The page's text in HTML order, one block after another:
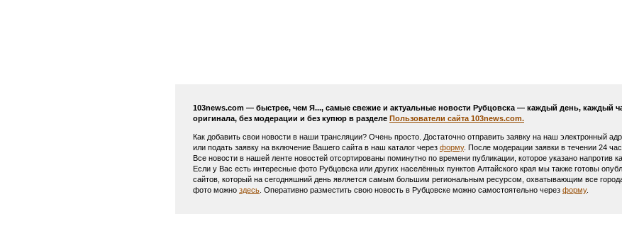
103news.com — быстрее, чем Я..., самые свежие и актуальные новости Рубцовска — каждый день, каждый
оригинала, без модерации и без купюр в разделе Пользователи сайта 103news.com.
Как добавить свои новости в наши трансляции? Очень просто. Достаточно отправить заявку на наш электронный
или подать заявку на включение Вашего сайта в наш каталог через форму. После модерации заявки в течении 24
Все новости в нашей ленте новостей отсортированы поминутно по времени публикации, которое указано напротив
Если у Вас есть интересные фото Рубцовска или других населённых пунктов Алтайского края мы также готовы
сайтов, который на сегодняшний день является самым большим региональным ресурсом, охватывающим все
фото можно здесь . Оперативно разместить свою новость в Рубцовске можно самостоятельно через форму.